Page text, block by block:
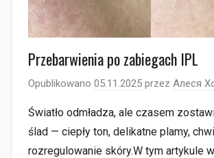
Przebarwienia po zabiegach IPL
Opublikowano 05.11.2025 przez Алеся
Światło odmładza, ale czasem
ślad — ciepły ton, delikatne plamy,
rozregulowanie skóry.W tym artykule